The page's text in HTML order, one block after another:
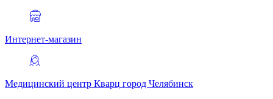
Интернет-магазин
Медицинский центр Кварц город Челябинск